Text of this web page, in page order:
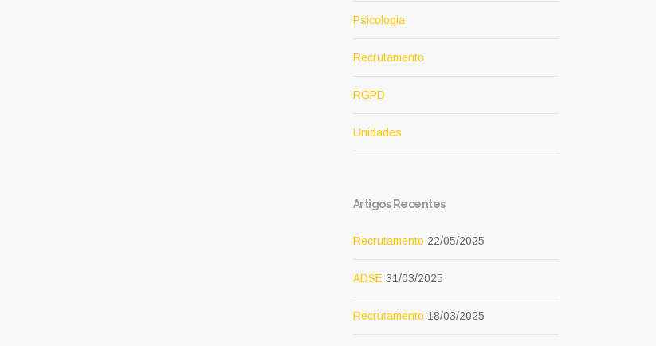
Psicologia
Recrutamento
RGPD
Unidades
Artigos Recentes
Recrutamento 22/05/2025
ADSE 31/03/2025
Recrutamento 18/03/2025